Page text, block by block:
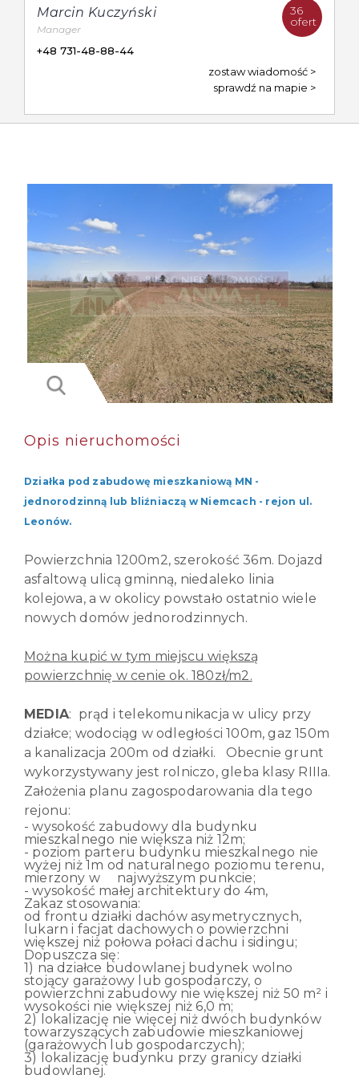
36
ofert
Marcin Kuczyński
Manager
+48 731-48-88-44
zostaw wiadomość
sprawdź na mapie
Opis nieruchomości
Działka pod zabudowę mieszkaniową MN -
jednorodzinną lub bliźniaczą w Niemcach - rejon ul.
Leonów.
Powierzchnia 1200m2, szerokość 36m. Dojazd
asfaltową ulicą gminną, niedaleko linia
kolejowa, a w okolicy powstało ostatnio wiele
nowych domów jednorodzinnych.
Można kupić w tym miejscu większą
powierzchnię w cenie ok. 180zł/m2.
MEDIA: prąd i telekomunikacja w ulicy przy
działce; wodociąg w odległości 100m, gaz 150m
a kanalizacja 200m od działki. Obecnie grunt
wykorzystywany jest rolniczo, gleba klasy RIIIa.
Założenia planu zagospodarowania dla tego
rejonu:
- wysokość zabudowy dla budynku
mieszkalnego nie większa niż 12m;
- poziom parteru budynku mieszkalnego nie
wyżej niż 1m od naturalnego poziomu terenu,
mierzony w najwyższym punkcie;
- wysokość małej architektury do 4m,
Zakaz stosowania:
od frontu działki dachów asymetrycznych,
lukarn i facjat dachowych o powierzchni
większej niż połowa połaci dachu i sidingu;
Dopuszcza się:
1) na działce budowlanej budynek wolno
stojący garażowy lub gospodarczy, o
powierzchni zabudowy nie większej niż 50 m² i
wysokości nie większej niż 6,0 m;
2) lokalizację nie więcej niż dwóch budynków
towarzyszących zabudowie mieszkaniowej
(garażowych lub gospodarczych);
3) lokalizację budynku przy granicy działki
budowlanej.